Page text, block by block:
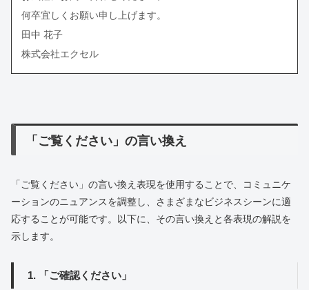
何卒宜しくお願い申し上げます。
田中 花子
株式会社エクセル
「ご覧ください」の言い換え
「ご覧ください」の言い換え表現を使用することで、コミュニケ
ーションのニュアンスを調整し、さまざまなビジネスシーンに適
応することが可能です。以下に、その言い換えと各表現の解説を
示します。
1. 「ご確認ください」